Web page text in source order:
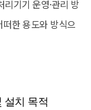
기기 운영·관리 방
한 용도와 방식으
설치 목적